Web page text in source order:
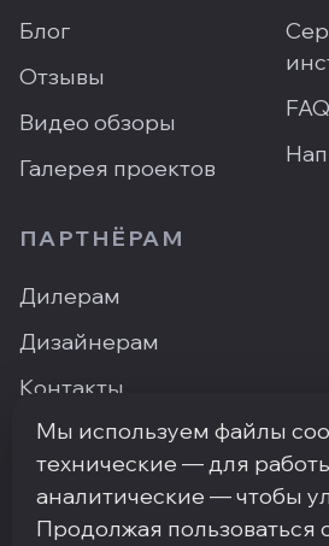
Блог
Отзывы
Видео обзоры
Галерея проектов
FAQ
ПАРТНЁРАМ
Дилерам
Дизайнерам
Контакты
Где купить
ПН–ПТ: 9:00–18:00·Москва,
Мы используем файлы
технические — для
аналитические — чтобы
Продолжая пользоваться